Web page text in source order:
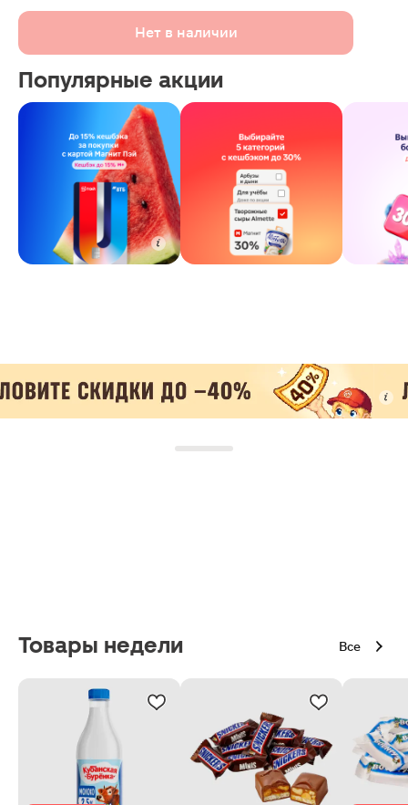
Нет в наличии
Популярные акции
Товары недели Все